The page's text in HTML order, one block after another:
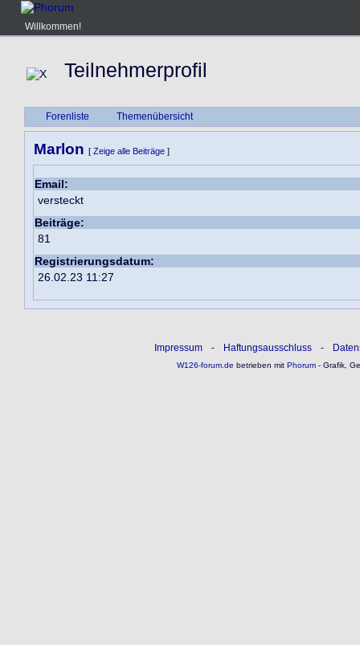
Willkommen!
Teilnehmerprofil
Forenliste Themenübersicht
Marlon [ Zeige alle Beiträge ]
Email:
versteckt
Beiträge:
81
Registrierungsdatum:
26.02.23 11:27
Impressum - Haftungsausschluss -
W126-forum.de betrieben mitPhorum- Grafik,